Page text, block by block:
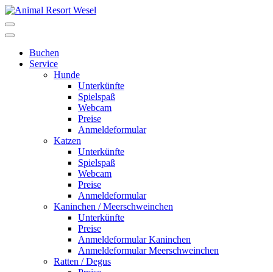
Buchen
Service
Hunde
Unterkünfte
Spielspaß
Webcam
Preise
Anmeldeformular
Katzen
Unterkünfte
Spielspaß
Webcam
Preise
Anmeldeformular
Kaninchen / Meerschweinchen
Unterkünfte
Preise
Anmeldeformular Kaninchen
Anmeldeformular Meerschweinchen
Ratten / Degus